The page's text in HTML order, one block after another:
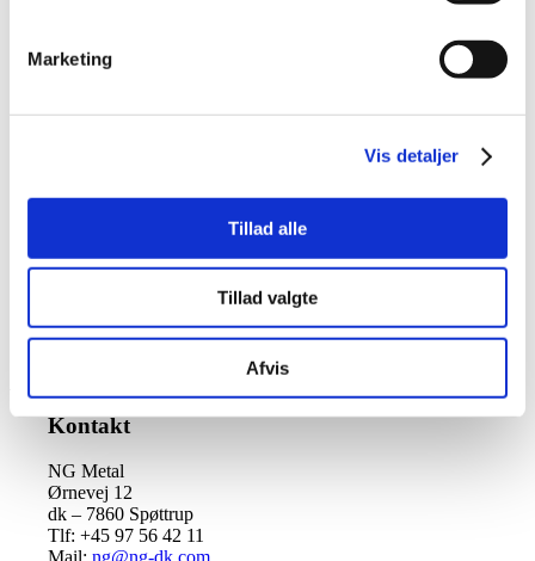
Marketing
Vis detaljer
Tillad alle
Tillad valgte
Afvis
E-mail*
Websted
Kontakt
NG Metal
Ørnevej 12
dk – 7860 Spøttrup
Tlf: +45 97 56 42 11